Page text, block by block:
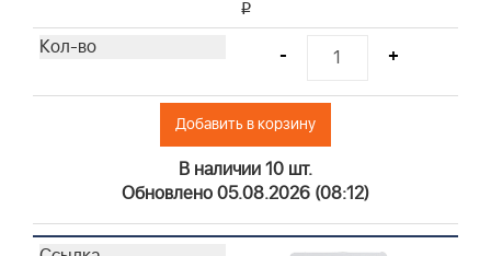
19547
19353
19468
i
- +
Добавить в корзину
В наличии 10 шт.
Обновлено 05.08.2026 (08:12)